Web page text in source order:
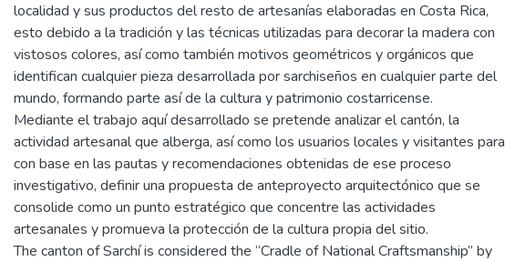
localidad y sus productos del resto de artesanías elaboradas en Costa Rica,
esto debido a la tradición y las técnicas utilizadas para decorar la madera con
vistosos colores, así como también motivos geométricos y orgánicos que
identifican cualquier pieza desarrollada por sarchiseños en cualquier parte del
mundo, formando parte así de la cultura y patrimonio costarricense.
Mediante el trabajo aquí desarrollado se pretende analizar el cantón, la
actividad artesanal que alberga, así como los usuarios locales y visitantes para
con base en las pautas y recomendaciones obtenidas de ese proceso
investigativo, definir una propuesta de anteproyecto arquitectónico que se
consolide como un punto estratégico que concentre las actividades
artesanales y promueva la protección de la cultura propia del sitio.
The canton of Sarchí is considered the “Cradle of National Craftsmanship” by